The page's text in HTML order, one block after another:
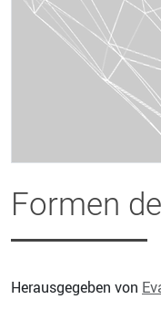
Formen
Herausgegeben von